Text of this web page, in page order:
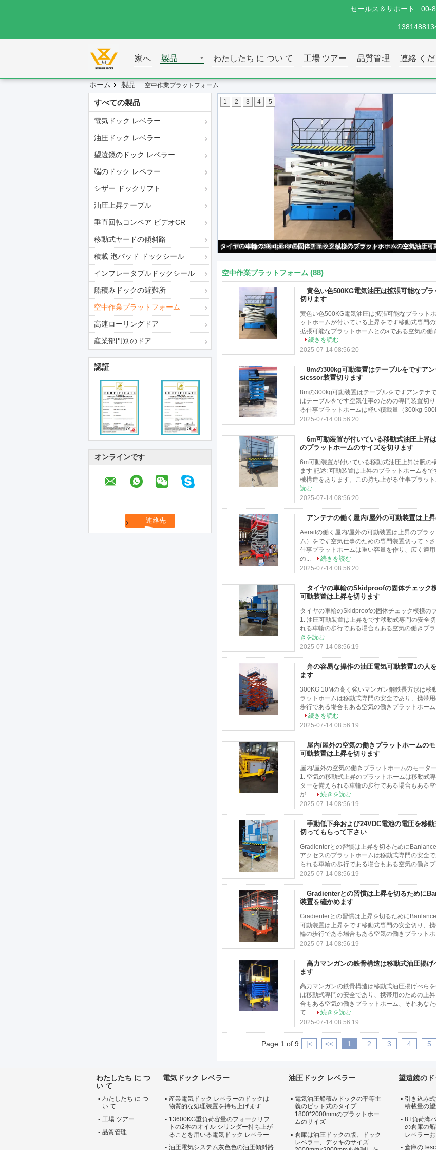
セールス＆サポート : 00-
家へ 製品 わたしたち に つい て 工場 ツアー 品質管理 連絡 く
ホーム 製品 空中作業プラットフォーム
すべての製品
電気ドック レベラー
油圧ドック レベラー
望遠鏡のドック レベラー
端のドック レベラー
シザー ドックリフト
油圧上昇テーブル
垂直回転コンベア ビデオCR
移動式ヤードの傾斜路
積載 泡パッド ドックシール
インフレータブルドックシール
船積みドックの避難所
空中作業プラットフォーム
高速ローリングドア
産業部門別のドア
認証
オンラインです
1 2 3 4 5
空中作業プラットフォーム (88)
黄色い色500KG電気油圧は拡張可能なプ
切ります
黄色い色500KG電気油圧は拡張可能なプラット
ットホームが付いている上昇をです移動式専門
拡張可能なプラットホームとのaである空気の
続きを読む
2025-07-14 08:56:20
8mの300kg可動装置はテーブルをですア
sicssor装置切ります
8mの300kg可動装置はテーブルをですアンテナ
はテーブルをです空気仕事のための専門装置切
る仕事プラットホームは軽い積載量（300kg-
2025-07-14 08:56:20
6m可動装置が付いている移動式油圧上昇
のプラットホームのサイズを切ります
6m可動装置が付いている移動式油圧上昇は腕
ます 記述: 可動装置は上昇のプラットホームを
械構造をあります。この持ち上がる仕事プラッ
読む
2025-07-14 08:56:20
アンテナの働く屋内/屋外の可動装置は上
Aerailの働く屋内/屋外の可動装置は上昇のプラ
ム）をです空気仕事のための専門装置切って下
仕事プラットホームは重い容量を作り、広く適
の...
続きを読む
2025-07-14 08:56:20
タイヤの車輪のSkidproofの固体チェック
可動装置は上昇を切ります
タイヤの車輪のSkidproofの固体チェック模様の
1. 油圧可動装置は上昇をです移動式専門の安全
れる車輪の歩行である場合もある空気の働きプ
きを読む
2025-07-14 08:56:19
弁の容易な操作の油圧電気可動装置1の人
ます
300KG 10Mの高く強いマンガン鋼鉄長方形は移
ラットホームは移動式専門の安全であり、携帯
歩行である場合もある空気の働きプラットホー
続きを読む
2025-07-14 08:56:19
屋内/屋外の空気の働きプラットホームの
可動装置は上昇を切ります
屋内/屋外の空気の働きプラットホームのモータ
1. 空気の移動式上昇のプラットホームは移動式
ターを備えられる車輪の歩行である場合もある
が...
続きを読む
2025-07-14 08:56:19
手動低下弁および24VDC電池の電圧を移
切ってもらって下さい
Gradienterとの習慣は上昇を切るために
アクセスのプラットホームは移動式専門の安全
られる車輪の歩行である場合もある空気の働き
2025-07-14 08:56:19
Gradienterとの習慣は上昇を切るために
装置を確かめます
Gradienterとの習慣は上昇を切るために
可動装置は上昇をです移動式専門の安全切り、
輪の歩行である場合もある空気の働きプラット
2025-07-14 08:56:19
高力マンガンの鉄骨構造は移動式油圧揚げ
ます
高力マンガンの鉄骨構造は移動式油圧揚げべら
は移動式専門の安全であり、携帯用のための上
合もある空気の働きプラットホーム、それあな
て...
続きを読む
2025-07-14 08:56:19
Page 1 of 9 |< << 1 2 3 4 5
わたしたち に つ
い て
わたしたち に つ
い て
工場 ツアー
品質管理
電気ドック レベラー
産業電気ドック レベラーのドックは
物質的な処理装置を持ち上げます
13600KG重負荷容量のフォークリフ
トの2本のオイル シリンダー持ち上が
ることを用いる電気ドック レベラー
油圧電気システム灰色色の油圧傾斜路
油圧ドック レベラー
電気油圧船積みドックの平等主
義のピット式のタイプ
1800*2000mmのプラットホー
ムのサイズ
倉庫は油圧ドックの版、ドック
レベラー、デッキのサイズ
望遠鏡のド
引き込み
積載量の
8T負荷湾
の倉庫の
レベラー
倉庫の